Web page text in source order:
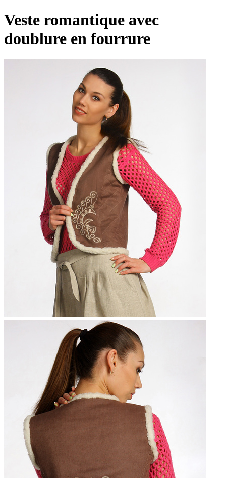
Veste romantique avec
doublure en fourrure